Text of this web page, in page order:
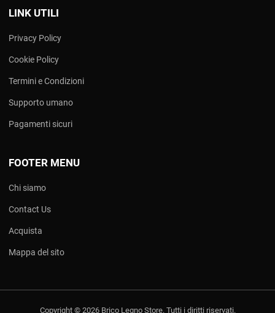
LINK UTILI
Privacy Policy
Cookie Policy
Termini e Condizioni
Supporto umano
Pagamenti sicuri
FOOTER MENU
Chi siamo
Contact Us
Acquista
Mappa del sito
Copyright © 2026 Brico Legno Store. Tutti i diritti riservati.